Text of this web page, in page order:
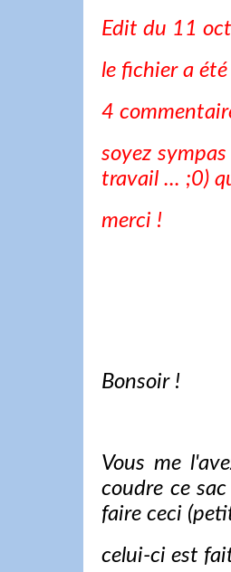
Edit du 11
le fichier a
4
soyez
travail ... ;0)
merci !
Bonsoir !
Vous me
coudre ce
faire ceci
celui-ci est